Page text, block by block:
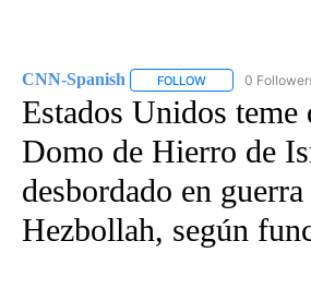
CNN-Spanish FOLLOW FOLLOW "CNN-
0
Estados Unidos teme
Domo de Hierro de
desbordado en
Hezbollah, según